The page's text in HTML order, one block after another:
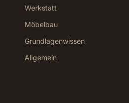
Werkstatt
Möbelbau
Grundlagenwissen
Allgemein